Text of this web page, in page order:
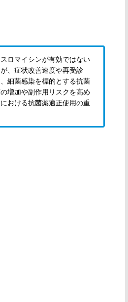
ロマイシンが有効ではない
、症状改善速度や再受診
細菌感染を標的とする抗菌
増加や副作用リスクを高め
おける抗菌薬適正使用の重